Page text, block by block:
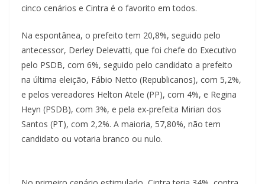
cinco cenários e Cintra é o favorito em todos.
Na espontânea, o prefeito tem 20,8%, seguido pelo
antecessor, Derley Delevatti, que foi chefe do Executivo
pelo PSDB, com 6%, seguido pelo candidato a prefeito
na última eleição, Fábio Netto (Republicanos), com 5,2%,
e pelos vereadores Helton Atele (PP), com 4%, e Regina
Heyn (PSDB), com 3%, e pela ex-prefeita Mirian dos
Santos (PT), com 2,2%. A maioria, 57,80%, não tem
candidato ou votaria branco ou nulo.